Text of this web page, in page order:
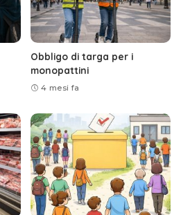
Obbligo di targa per i
monopattini
4 mesi fa